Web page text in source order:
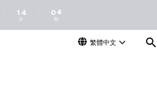
:
1
0
4
3
2
分
:
03
2
1
秒
繁體中文